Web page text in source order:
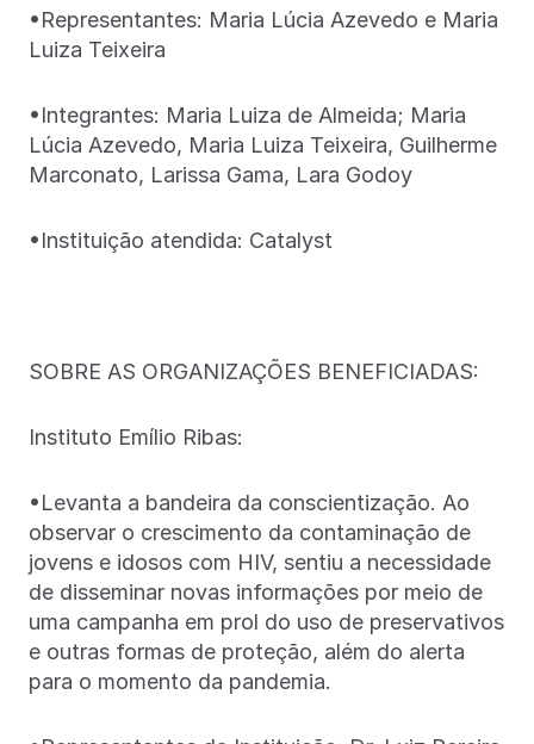
•Representantes: Maria Lúcia Azevedo e Maria
Luiza Teixeira
•Integrantes: Maria Luiza de Almeida; Maria
Lúcia Azevedo, Maria Luiza Teixeira, Guilherme
Marconato, Larissa Gama, Lara Godoy
•Instituição atendida: Catalyst
SOBRE AS ORGANIZAÇÕES BENEFICIADAS:
Instituto Emílio Ribas:
•Levanta a bandeira da conscientização. Ao
observar o crescimento da contaminação de
jovens e idosos com HIV, sentiu a necessidade
de disseminar novas informações por meio de
uma campanha em prol do uso de preservativos
e outras formas de proteção, além do alerta
para o momento da pandemia.